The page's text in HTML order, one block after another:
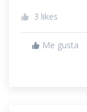
3 likes
Me gusta